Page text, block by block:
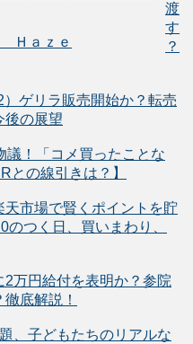
Ｈａｚｅ
渡
す
？
）ゲリラ販売開始か？転売
後の展望
議！「コメ買ったことな
との線引きは？】
市場で賢くポイントを貯
つく日、買いまわり、
2万円給付を表明か？参院
底解説！
、子どもたちのリアルな